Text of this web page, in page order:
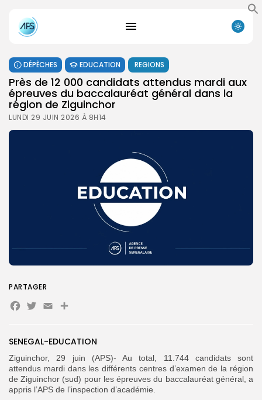
Search
DÉPÊCHES EDUCATION REGIONS
Près de 12 000 candidats attendus mardi aux
épreuves du baccalauréat général dans la
région de Ziguinchor
LUNDI 29 JUIN 2026 À 8H14
SENEGAL-EDUCATION
Ziguinchor, 29 juin (APS)- Au total, 11.744 candidats sont
attendus mardi dans les différents centres d’examen de la région
de Ziguinchor (sud) pour les épreuves du baccalauréat général, a
appris l’APS de l’inspection d’académie.
PARTAGER
Facebook
Twitter
EmailPartager